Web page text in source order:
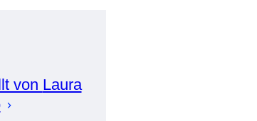
von Laura